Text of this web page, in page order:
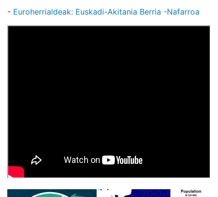
- Euroherrialdeak: Euskadi-Akitania Berria -Nafarroa